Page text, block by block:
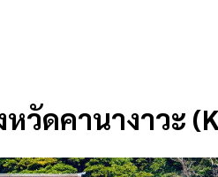
วัดคานางาวะ